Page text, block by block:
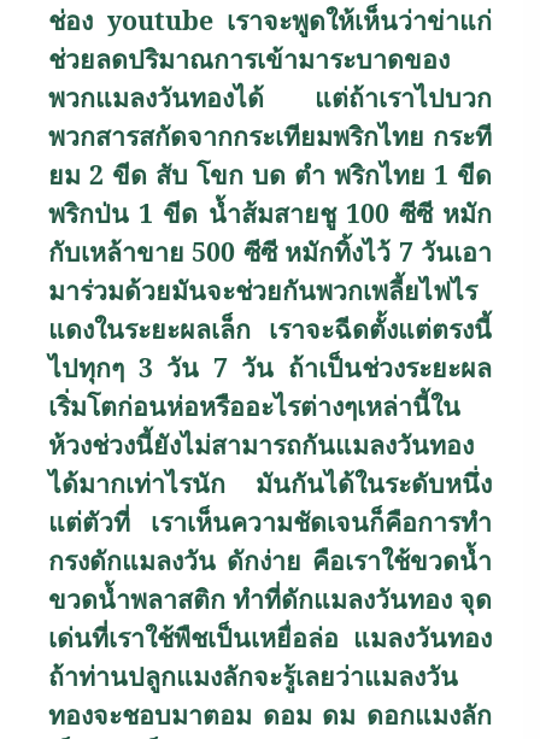
ช่อง youtube เราจะพูดให้เห็นว่าข่าแก่
ช่วยลดปริมาณการเข้ามาระบาดของ
พวกแมลงวันทองได้ แต่ถ้าเราไปบวก
พวกสารสกัดจากกระเทียมพริกไทย กระที
ยม 2 ขีด สับ โขก บด ตำ พริกไทย 1 ขีด
พริกป่น 1 ขีด น้ำส้มสายชู 100 ซีซี หมัก
กับเหล้าขาย 500 ซีซี หมักทิ้งไว้ 7 วันเอา
มาร่วมด้วยมันจะช่วยกันพวกเพลี้ยไฟไร
แดงในระยะผลเล็ก เราจะฉีดตั้งแต่ตรงนี้
ไปทุกๆ 3 วัน 7 วัน ถ้าเป็นช่วงระยะผล
เริ่มโตก่อนห่อหรืออะไรต่างๆเหล่านี้ใน
ห้วงช่วงนี้ยังไม่สามารถกันแมลงวันทอง
ได้มากเท่าไรนัก มันกันได้ในระดับหนึ่ง
แต่ตัวที่ เราเห็นความชัดเจนก็คือการทำ
กรงดักแมลงวัน ดักง่าย คือเราใช้ขวดน้ำ
ขวดน้ำพลาสติก ทำที่ดักแมลงวันทอง จุด
เด่นที่เราใช้พืชเป็นเหยื่อล่อ แมลงวันทอง
ถ้าท่านปลูกแมงลักจะรู้เลยว่าแมลงวัน
ทองจะชอบมาตอม ดอม ดม ดอกแมงลัก